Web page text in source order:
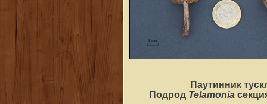
Паутинник
Подрод Telamonia